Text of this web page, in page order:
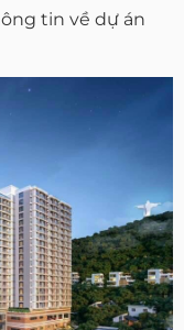
tin về dự án